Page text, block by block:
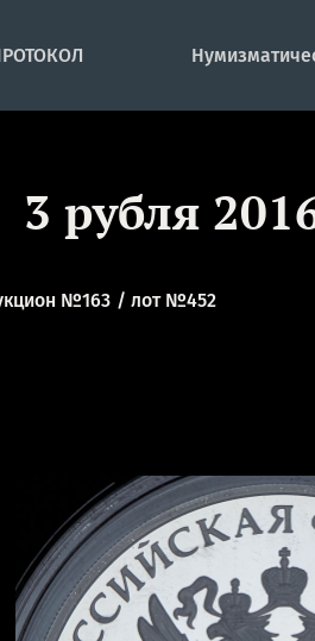
3 рубля
№163 лот №452